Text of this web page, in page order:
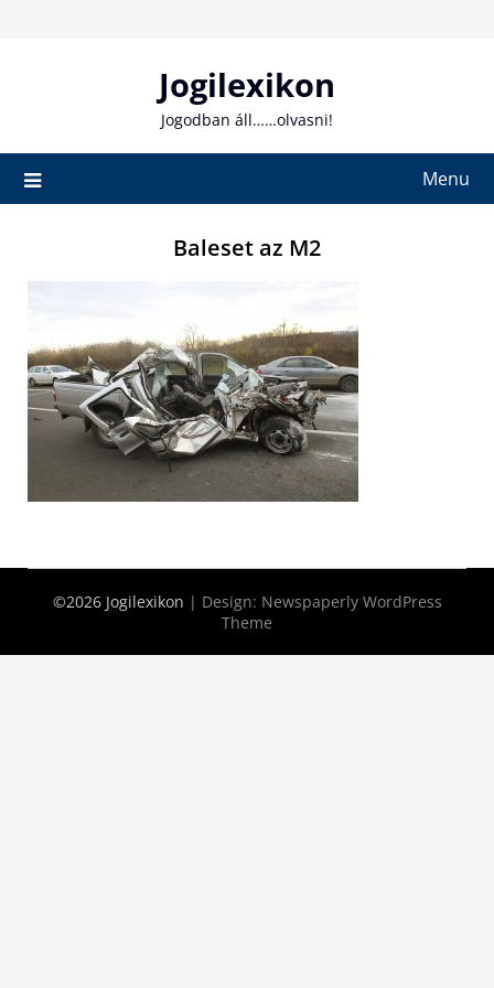
Jogilexikon
Jogodban áll……olvasni!
Menu
Baleset az M2
©2026 Jogilexikon | Design: Newspaperly WordPress
Theme